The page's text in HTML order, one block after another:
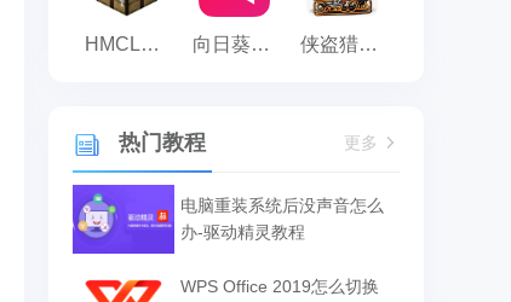
HMCL启动器 向日葵远程控制 侠盗猎车手:罪恶都市之侠盗无双
热门教程 更多
电脑重装系统后没声音怎么
办-驱动精灵教程
WPS Office 2019怎么切换